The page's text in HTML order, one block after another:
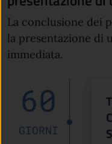
La conclusione dei
la presentazione di
immediata.
60
GIORNI